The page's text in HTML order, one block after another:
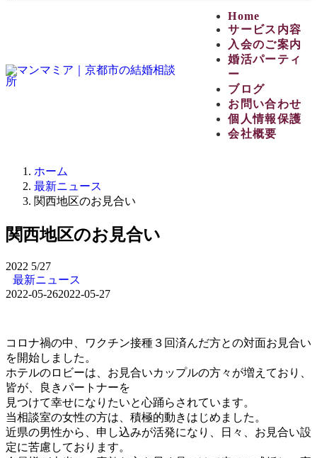
Home
サービス内容
入会のご案内
婚活パーティ
ー
ブログ
お問い合わせ
個人情報保護
会社概要
ホーム
最新ニュース
関西地区のお見合い
関西地区のお見合い
2022 5/27
最新ニュース
2022-05-262022-05-27
コロナ禍の中、ワクチン接種３回済んだ方との対面お見合い
を開始しました。
ホテルのロビーは、お見合いカップルの方々が増えており、
皆が、良きパートナーを
見つけて幸せになりたいと心踊らされています。
当相談室の女性の方は、積極的動きはじめました。
近県の男性から、申し込みが活発になり、日々、お見合い設
定に苦慮しております。